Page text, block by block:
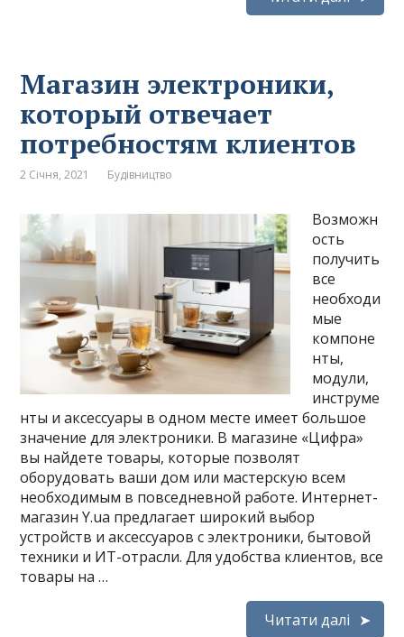
Магазин электроники,
который отвечает
потребностям клиентов
2 Січня, 2021 Будівництво
Возможн
ость
получить
все
необходи
мые
компоне
нты,
модули,
инструме
нты и аксессуары в одном месте имеет большое
значение для электроники. В магазине «Цифра»
вы найдете товары, которые позволят
оборудовать ваши дом или мастерскую всем
необходимым в повседневной работе. Интернет-
магазин Y.ua предлагает широкий выбор
устройств и аксессуаров с электроники, бытовой
техники и ИТ-отрасли. Для удобства клиентов, все
товары на …
Читати далі